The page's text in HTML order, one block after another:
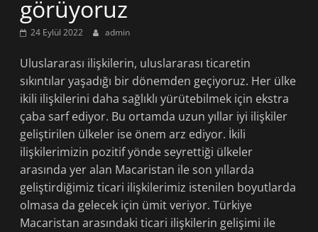
görüyoruz
24 Eylül 2022 admin
Uluslararası ilişkilerin, uluslararası ticaretin
sıkıntılar yaşadığı bir dönemden geçiyoruz. Her ülke
ikili ilişkilerini daha sağlıklı yürütebilmek için ekstra
çaba sarf ediyor. Bu ortamda uzun yıllar iyi ilişkiler
geliştirilen ülkeler ise önem arz ediyor. İkili
ilişkilerimizin pozitif yönde seyrettiği ülkeler
arasında yer alan Macaristan ile son yıllarda
geliştirdiğimiz ticari ilişkilerimiz istenilen boyutlarda
olmasa da gelecek için ümit veriyor. Türkiye
Macaristan arasındaki ticari ilişkilerin gelişimi ile